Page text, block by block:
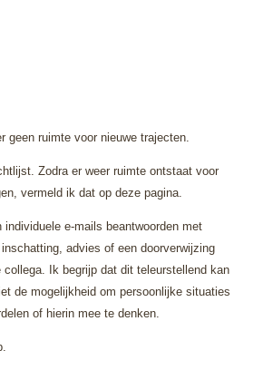
geen ruimte voor nieuwe trajecten.
Zodra er weer ruimte ontstaat voor
vermeld ik dat op deze pagina.
individuele e-mails beantwoorden met
advies of een doorverwijzing
collega. Ik begrijp dat dit teleurstellend kan
de mogelijkheid om persoonlijke situaties
of hierin mee te denken.